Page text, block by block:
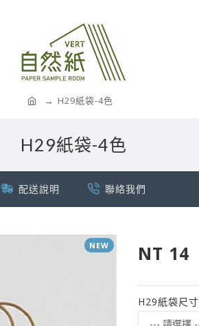
H29紙袋-4色
H29紙袋-4色
配送說明 聯絡我們
NEW NT 14
H29紙袋尺寸